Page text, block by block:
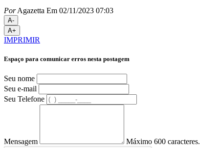
PorAgazetta Em 02/11/2023 07:03
A-
A+
IMPRIMIR
Espaço para comunicar erros nesta postagem
Seu nome
Seu e-mail
Seu Telefone
Mensagem Máximo 600 caracteres.